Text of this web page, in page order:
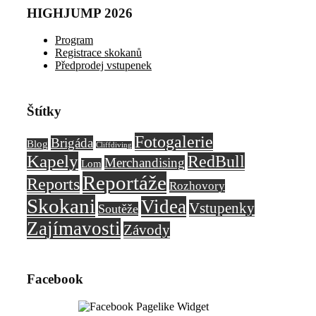
HIGHJUMP 2026
Program
Registrace skokanů
Předprodej vstupenek
Štítky
Blog Brigáda Cliffdiving Fotogalerie
Kapely Lom Merchandising RedBull
ReportsReportáže Rozhovory
Skokani Soutěže VideaVstupenky
Zajímavosti Závody
Facebook